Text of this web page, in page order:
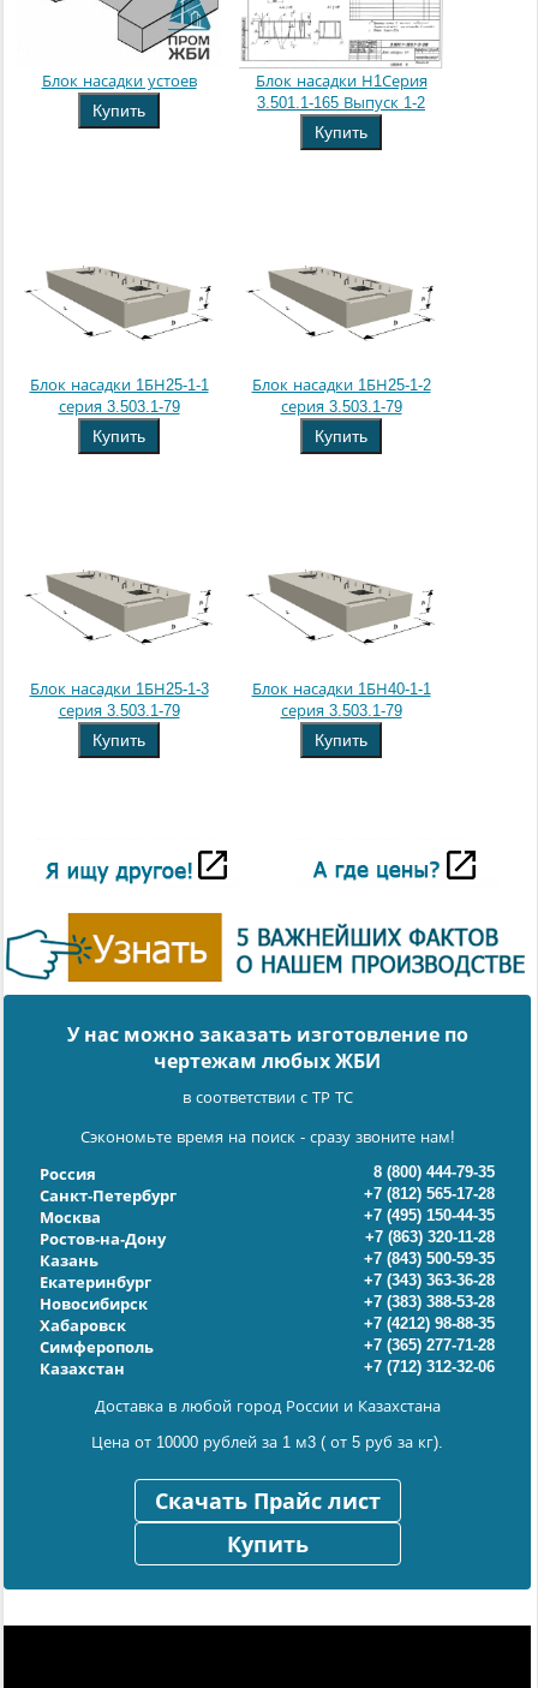
Блок насадки устоев
Купить
Блок насадки Н1Серия
3.501.1-165 Выпуск 1-2
Купить
Блок насадки 1БН25-1-1
серия 3.503.1-79
Купить
Блок насадки 1БН25-1-2
серия 3.503.1-79
Купить
Блок насадки 1БН25-1-3
серия 3.503.1-79
Купить
Блок насадки 1БН40-1-1
серия 3.503.1-79
Купить
У нас можно заказать изготовление по
чертежам любых ЖБИ
в соответствии с ТР ТС
Сэкономьте время на поиск - сразу звоните нам!
Россия
8 (800) 444-79-35
Санкт-Петербург
+7 (812) 565-17-28
Москва
+7 (495) 150-44-35
Ростов-на-Дону
+7 (863) 320-11-28
Казань
+7 (843) 500-59-35
Екатеринбург
+7 (343) 363-36-28
Новосибирск
+7 (383) 388-53-28
Хабаровск
+7 (4212) 98-88-35
Симферополь
+7 (365) 277-71-28
Казахстан
+7 (712) 312-32-06
Доставка в любой город России и Казахстана
Цена от 10000 рублей за 1 м3 ( от 5 руб за кг).
Скачать Прайс лист
Купить